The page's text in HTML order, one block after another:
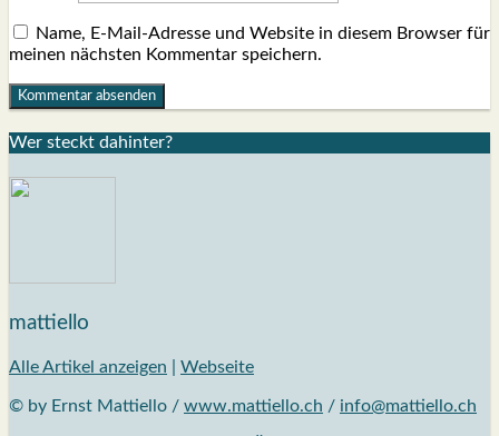
Name, E-Mail-Adresse und Website in diesem Browser für
meinen nächsten Kommentar speichern.
Wer steckt dahin­ter?
mattiello
Alle Artikel anzeigen Webseite
© by Ernst Mattiello / www.mattiello.ch / info@mattiello.ch